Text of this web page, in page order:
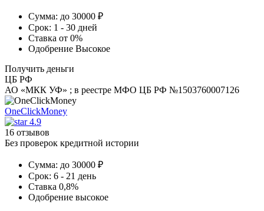
Сумма: до 30000 ₽
Срок: 1 - 30 дней
Ставка от 0%
Одобрение Высокое
Получить деньги
ЦБ РФ
АО «МКК УФ» ; в реестре МФО ЦБ РФ №1503760007126
OneClickMoney
4.9
16 отзывов
Без проверок кредитной истории
Сумма: до 30000 ₽
Срок: 6 - 21 день
Ставка 0,8%
Одобрение высокое